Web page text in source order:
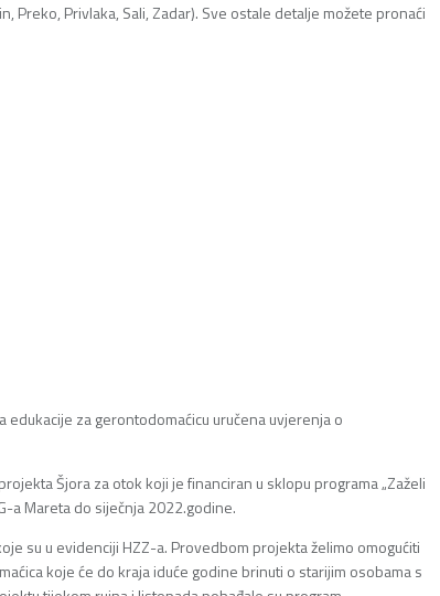
Preko, Privlaka, Sali, Zadar). Sve ostale detalje možete pronaći
za gerontodomaćicu uručena uvjerenja o
Šjora za otok koji je financiran u sklopu programa „Zaželi
a Mareta do siječnja 2022.godine.
su u evidenciji HZZ-a. Provedbom projekta želimo omogućiti
koje će do kraja iduće godine brinuti o starijim osobama s